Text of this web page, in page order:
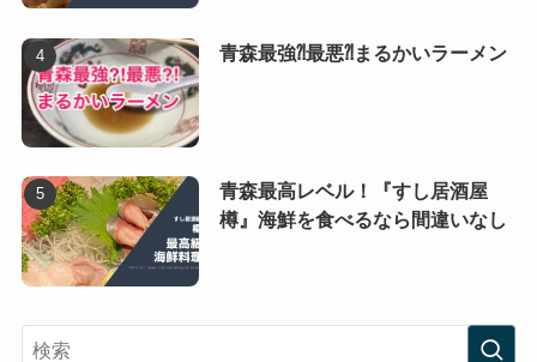
青森最強⁈最悪⁈まるかいラーメン
青森最高レベル！『すし居酒屋
樽』海鮮を食べるなら間違いなし